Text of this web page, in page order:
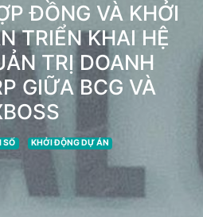
ĐỒNG VÀ KHỞI
TRIỂN KHAI HỆ
TRỊ DOANH
GIỮA BCG VÀ
SỐ KHỞI ĐỘNG DỰ ÁN